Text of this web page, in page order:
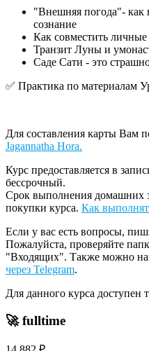
"Внешняя погода"- как
сознание
Как совместить
Транзит Луны и
Саде Сати - это
✅ Практика по материалам
Для составления карты Вам
Jagannatha Hora.
Курс предоставляется в
бессрочный.
Срок выполнения домашних
покупки курса. Как
Если у вас есть вопросы,
Пожалуйста, проверяйте
"Входящих". Также можно
через Telegram.
Для данного курса доступен
🚀 fulltime